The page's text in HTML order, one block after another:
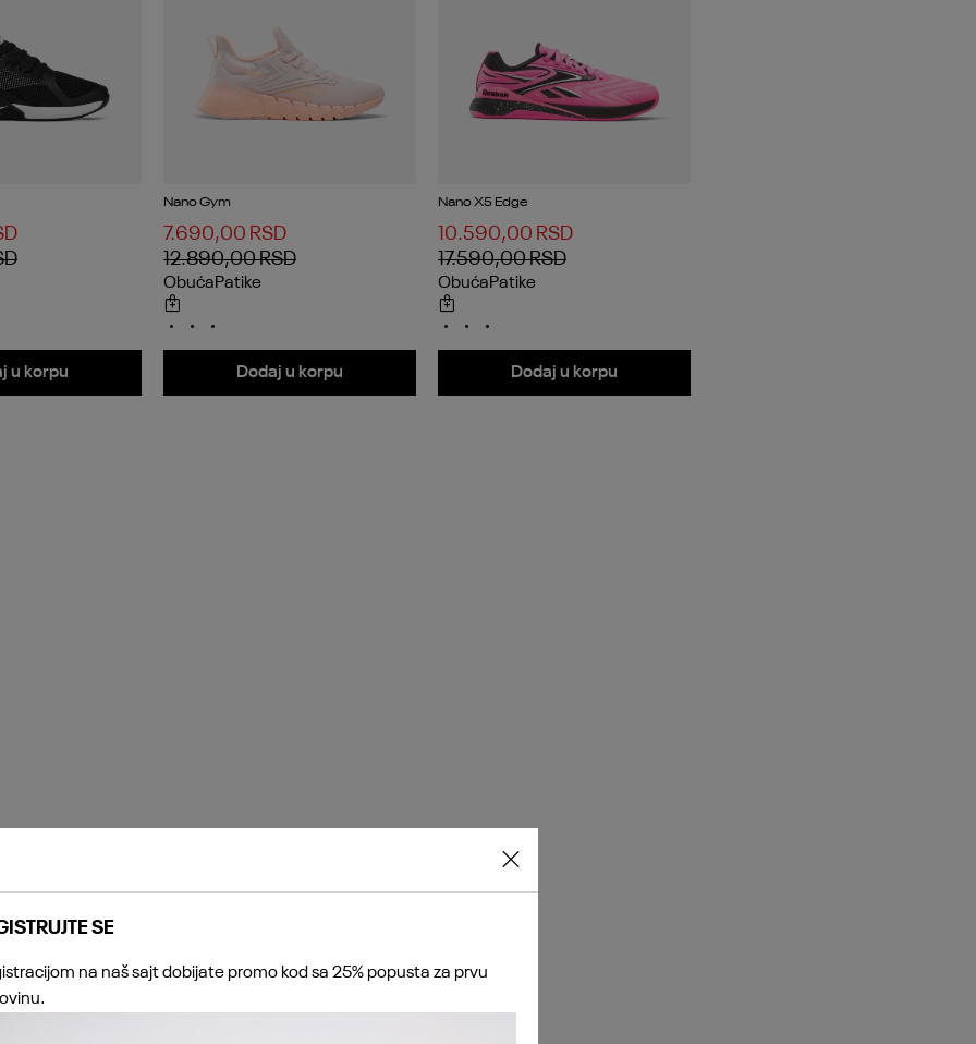
u korpu
Nano Gym
7.690,00 RSD
12.890,00RSD
ObućaPatike
Dodaj u korpu
Nano X5 Edge
10.590,00 RSD
17.590,00RSD
ObućaPatike
Dodaj u korpu
SE
na naš sajt dobijate promo kod sa 25% popusta za prvu